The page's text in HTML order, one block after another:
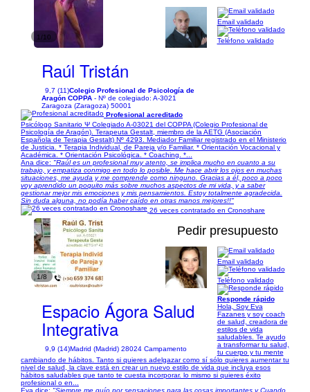
1/10
Raúl Tristán
9,7 (11)Colegio Profesional de Psicología de
Aragón COPPA - Nº de colegiado: A-3021
Zaragoza (Zaragoza) 50001
Email validado
Teléfono validado
Profesional acreditado
Psicólogo Sanitario Ψ Colegiado A-03021 del COPPA (Colegio Profesional de
Psicología de Aragón). Terapeuta Gestalt, miembro de la AETG (Asociación
Española de Terapia Gestalt) Nº 4293. Mediador Familiar registrado en el Ministerio
de Justicia. * Terapia Individual, de Pareja y/o Familiar. * Orientación Vocacional y
Académica. * Orientación Psicológica. * Coaching. *...
Ana dice: "Raúl es un profesional muy atento, se implica mucho en cuanto a su
trabajo, y empatiza conmigo en todo lo posible. Me hace abrir los ojos en muchas
situaciones, me ayuda y me comprende como ninguno. Gracias a él, poco a poco
voy aprendido un poquito más sobre muchos aspectos de mi vida, y a saber
gestionar mejor mis emociones y mis pensamientos. Estoy totalmente agradecida.
Sin duda alguna, no podía haber caído en otras manos mejores!!"
26 veces contratado en Cronoshare
1/8
Pedir presupuesto
Espacio Ágora Salud
Integrativa
9,9 (14)Madrid (Madrid) 28024 Campamento
Email validado
Teléfono validado
Responde rápido
Hola, Soy Eva
Fazanes y soy coach
de salud, creadora de
estilos de vida
saludables. Te ayudo
a transformar tu salud,
tu cuerpo y tu mente
cambiando de hábitos. Tanto si quieres adelgazar como sí sólo quieres aumentar tu
nivel de salud, la clave está en crear un nuevo estilo de vida que incluya esos
hábitos saludables que tanto te cuesta incorporar. lo mismo si quieres éxito
profesional o en...
Eva dice: "Siempre me guío por sensaciones para las cosas importantes y Cuando